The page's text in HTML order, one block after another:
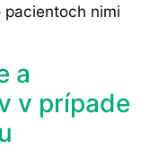
nimi
a
v prípade